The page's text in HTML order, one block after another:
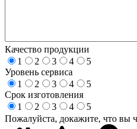
Качество продукции
1
2 3 4
5
Уровень сервиса
1
2 3 4
5
Срок изготовления
1
2 3 4
5
Пожалуйста, докажите, что вы